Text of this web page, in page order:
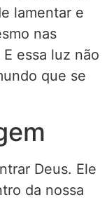
lamentar e
nas
essa luz não
que se
Deus. Ele
da nossa